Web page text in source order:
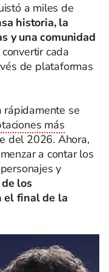
a miles de
historia, la
y una comunidad
cada
de plataformas
rápidamente se
más
del 2026. Ahora,
a contar los
y
los
el final de la